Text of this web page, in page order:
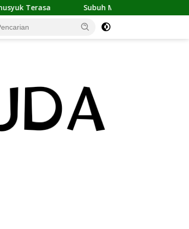
Subuh Masih Boleh Makan? Ini Fakta